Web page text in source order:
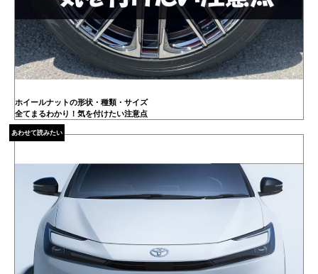
ホイールナットの形状・種類・サイズ
全てまるわかり！気を付けたい注意点
あわせて読みたい